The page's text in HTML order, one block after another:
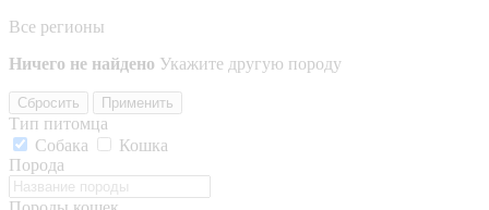
Все регионы
Ничего не найдено Укажите другую породу
Сбросить Применить
Тип питомца
Собака
Кошка
Порода